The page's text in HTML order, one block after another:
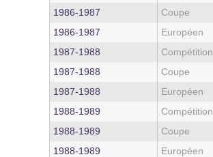
1986‑1987
Coupe
1986‑1987
Européen
1987‑1988
Compétition
1987‑1988
Coupe
1987‑1988
Européen
1988‑1989
Compétition
1988‑1989
Coupe
1988‑1989
Européen